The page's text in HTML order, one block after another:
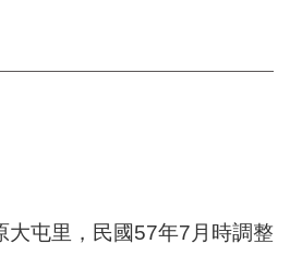
大屯里，民國57年7月時調整